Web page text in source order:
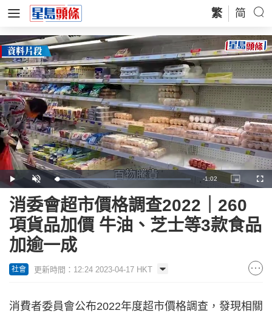
繁 简
Play Unmute Loaded:
45.92%
Remaining
Time
-1:02
Picture-
in-
消委會超市價格調查2022｜260
項貨品加價 牛油、芝士等3款食品
加逾一成
社會 更新時間：12:24 2023-04-17 HKT
消費者委員會公布2022年度超市價格調查，發現相關